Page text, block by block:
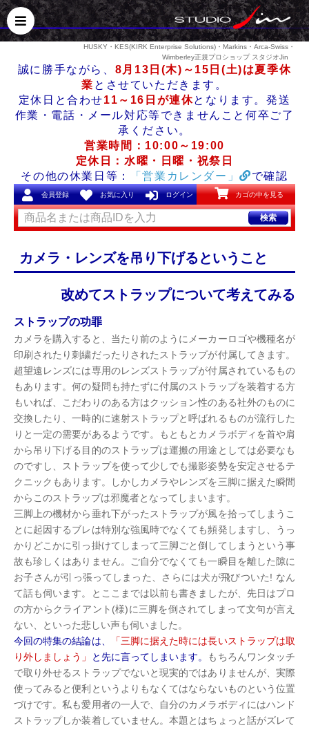
HUSKY・KES(KIRK Enterprise Solutions)・Markins・Arca-Swiss・
Wimberley正規プロショップ スタジオJin
誠に勝手ながら、 8月13日(木)～15日(土)は夏季休
業 とさせていただきます。
定休日と合わせ11～16日が連休となります。発送
作業・電話・メール対応等できませんこと何卒ご了
承ください。
営業時間：10:00～19:00
定休日：水曜・日曜・祝祭日
その他の休業日等：
「営業カレンダー」 で確認
会員登録 お気に入り ログイン カゴの中を見る
検索
カメラ・レンズを吊り下げるということ
改めてストラップについて考えてみる
ストラップの功罪
カメラを購入すると、当たり前のようにメーカーロゴや機種名が
印刷されたり刺繍だったりされたストラップが付属してきます。
超望遠レンズには専用のレンズストラップが付属されているもの
もあります。何の疑問も持たずに付属のストラップを装着する方
もいれば、こだわりのある方はクッション性のある社外のものに
交換したり、一時的に速射ストラップと呼ばれるものが流行した
りと一定の需要があるようです。もともとカメラボディを首や肩
から吊り下げる目的のストラップは運搬の用途としては必要なも
のですし、ストラップを使って少しでも撮影姿勢を安定させるテ
クニックもあります。しかしカメラやレンズを三脚に据えた瞬間
からこのストラップは邪魔者となってしまいます。
三脚上の機材から垂れ下がったストラップが風を拾ってしまうこ
とに起因するブレは特別な強風時でなくても頻発しますし、うっ
かりどこかに引っ掛けてしまって三脚ごと倒してしまうという事
故も珍しくはありません。ご自分でなくても一瞬目を離した隙に
お子さんが引っ張ってしまった、さらには犬が飛びついた! なん
て話も伺います。とここまでは以前も書きましたが、先日はプロ
の方からクライアント(様)に三脚を倒されてしまって文句が言え
ない、といった悲しい声も伺いました。
今回の特集の結論は、
「三脚に据えた時には長いストラップは取
り外しましょう」
と先に言ってしまいます。 もちろんワンタッチ
で取り外せるストラップでないと現実的ではありませんが、実際
使ってみると便利というよりもなくてはならないものという位置
づけです。私も愛用者の一人で、自分のカメラボディにはハンド
ストラップしか装着していません。本題とはちょっと話がズレて